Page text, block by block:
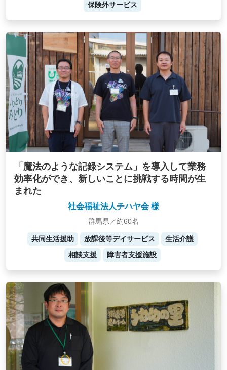
保険外サービス
「魔法のような記録システム」を導入して業務
効率化ができ、新しいことに挑戦する時間が生
まれた
社会福祉法人チハヤ会 様
群馬県／約60名
共同生活援助 放課後等デイサービス
生活介護
相談支援
障害者支援施設